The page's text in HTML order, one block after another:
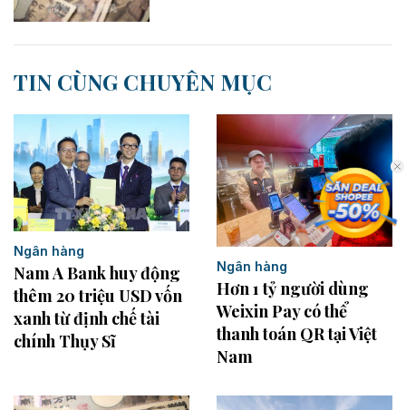
TIN CÙNG CHUYÊN MỤC
Ngân hàng
Nam A Bank huy động
thêm 20 triệu USD vốn
xanh từ định chế tài
chính Thụy Sĩ
Ngân hàng
Hơn 1 tỷ người dùng
Weixin Pay có thể
thanh toán QR tại Việt
Nam